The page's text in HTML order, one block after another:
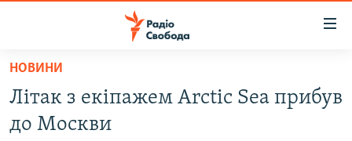
Перейти
основного
матеріалу
НОВИНИ
Літак з екіпажем Arctic Sea прибув
до Москви